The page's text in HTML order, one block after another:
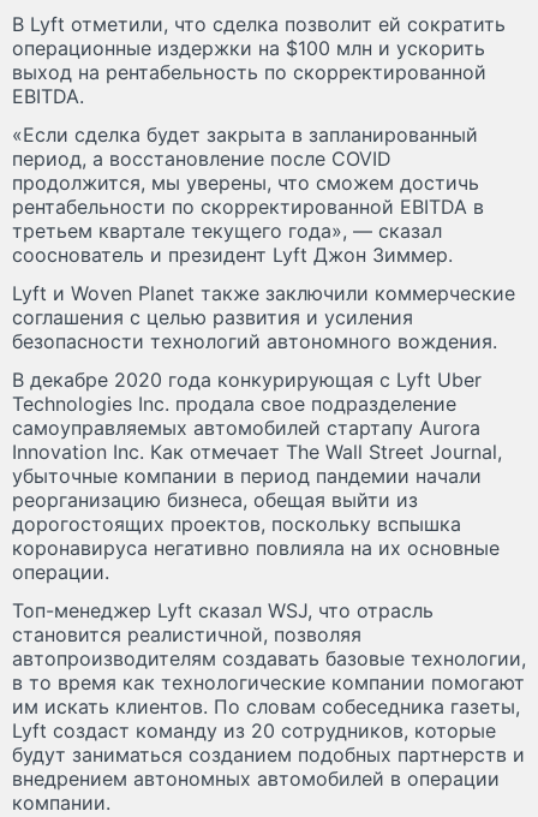
В Lyft отметили, что сделка позволит ей сократить
операционные издержки на $100 млн и ускорить
выход на рентабельность по скорректированной
EBITDA.
«Если сделка будет закрыта в запланированный
период, а восстановление после COVID
продолжится, мы уверены, что сможем достичь
рентабельности по скорректированной EBITDA в
третьем квартале текущего года», — сказал
сооснователь и президент Lyft Джон Зиммер.
Lyft и Woven Planet также заключили коммерческие
соглашения с целью развития и усиления
безопасности технологий автономного вождения.
В декабре 2020 года конкурирующая с Lyft Uber
Technologies Inc. продала свое подразделение
самоуправляемых автомобилей стартапу Aurora
Innovation Inc. Как отмечает The Wall Street Journal,
убыточные компании в период пандемии начали
реорганизацию бизнеса, обещая выйти из
дорогостоящих проектов, поскольку вспышка
коронавируса негативно повлияла на их основные
операции.
Топ-менеджер Lyft сказал WSJ, что отрасль
становится реалистичной, позволяя
автопроизводителям создавать базовые технологии,
в то время как технологические компании помогают
им искать клиентов. По словам собеседника газеты,
Lyft создаст команду из 20 сотрудников, которые
будут заниматься созданием подобных партнерств и
внедрением автономных автомобилей в операции
компании.